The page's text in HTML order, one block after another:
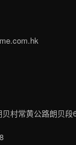
村常黄公路朗贝段